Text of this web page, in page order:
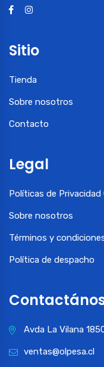
Sitio
Tienda
Sobre nosotros
Contacto
Legal
Políticas de Privacidad
Sobre nosotros
Términos y
Política de despacho
Avda La Vilana
ventas@olpesa.cl